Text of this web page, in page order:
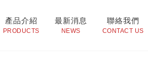
產品介紹
PRODUCTS
最新消息
NEWS
聯絡我們
CONTACT US